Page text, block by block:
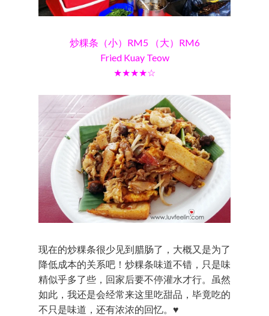
炒粿条（小）RM5 （大）RM6
Fried Kuay Teow
★★★★☆
现在的炒粿条很少见到腊肠了，大概又是为了
降低成本的关系吧！炒粿条味道不错，只是味
精似乎多了些，回家后要不停灌水才行。虽然
如此，我还是会经常来这里吃甜品，毕竟吃的
不只是味道，还有浓浓的回忆。♥